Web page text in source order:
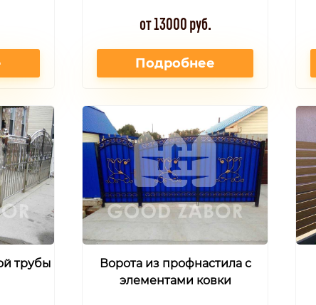
от 13000 руб.
Подробнее
трубы
Ворота из профнастила с
элементами ковки